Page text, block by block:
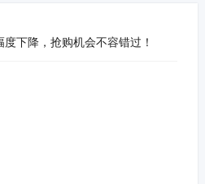
下降，抢购机会不容错过！